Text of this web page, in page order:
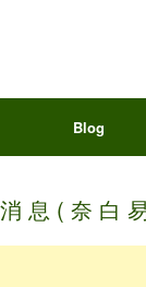
Blog
息 ( 奈 白